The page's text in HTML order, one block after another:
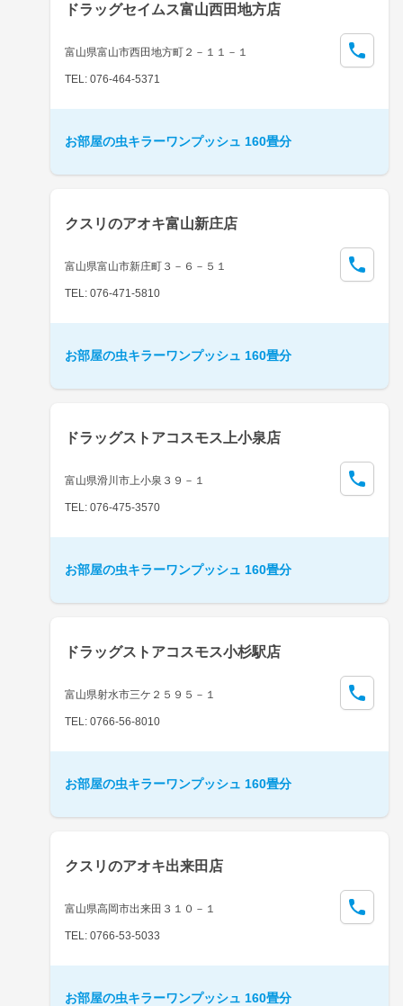
ドラッグセイムス富山西田地方店
富山県富山市西田地方町２－１１－１
TEL: 076-464-5371
お部屋の虫キラーワンプッシュ 160畳分
クスリのアオキ富山新庄店
富山県富山市新庄町３－６－５１
TEL: 076-471-5810
お部屋の虫キラーワンプッシュ 160畳分
ドラッグストアコスモス上小泉店
富山県滑川市上小泉３９－１
TEL: 076-475-3570
お部屋の虫キラーワンプッシュ 160畳分
ドラッグストアコスモス小杉駅店
富山県射水市三ケ２５９５－１
TEL: 0766-56-8010
お部屋の虫キラーワンプッシュ 160畳分
クスリのアオキ出来田店
富山県高岡市出来田３１０－１
TEL: 0766-53-5033
お部屋の虫キラーワンプッシュ 160畳分